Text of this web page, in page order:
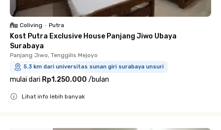
Coliving • Putra
Kost Putra Exclusive House Panjang Jiwo Ubaya
Surabaya
Panjang Jiwo, Tenggilis Mejoyo
5.3 km dari universitas sunan giri surabaya unsuri
mulai dari Rp1.250.000 /bulan
Lihat info lebih banyak